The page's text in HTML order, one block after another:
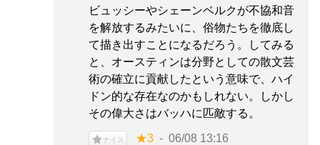
ビュッシーやシェーンベルクが不協和音
を解放するみたいに、俗物たちを徹底し
て描き出すことになるだろう。してみる
と、オースティンは分野としての散文芸
術の確立に貢献したという意味で、ハイ
ドン的な存在なのかもしれない。しかし
その偉大さはバッハに匹敵する。
ナイス ★3 06/08 13:16